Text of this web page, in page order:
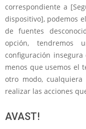
correspondiente a
dispositivo], podemos
de fuentes
opción, tendremos
configuración insegura
menos que usemos el
otro modo,
realizar las acciones
AVAST!